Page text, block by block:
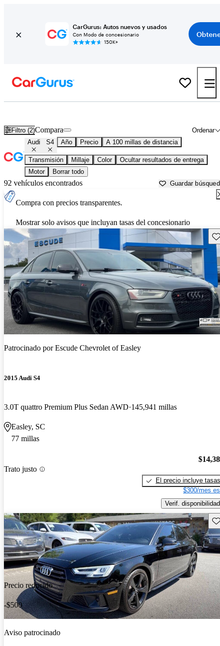
CarGurus: Autos nuevos y usados
Con Modo de concesionario
150K+
Filtro (2) Ordenar
Compara
Audi S4 Año Precio A 100 millas de distancia
Transmisión Millaje Color
Ocultar resultados de entrega
Motor
Borrar todo
92 vehículos encontrados Guardar
Compra con precios transparentes.
Mostrar solo avisos que incluyan tasas del concesionario
Patrocinado porEscude Chevrolet of Easley
2015 Audi S4
3.0T quattro Premium Plus Sedan AWD 145,941 millas
Easley, SC
77 millas
Trato justo
El precio incluye tasas
$300/mes
Verif. disponibilidad
Precio reducido
-$500
Aviso patrocinado